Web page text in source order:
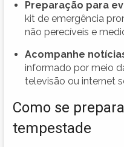
Preparação para
kit de emergência
não perecíveis e
Acompanhe
informado por meio
televisão ou internet
Como se
tempestade